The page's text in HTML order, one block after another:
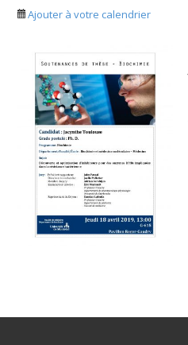
Ajouter à votre calendrier